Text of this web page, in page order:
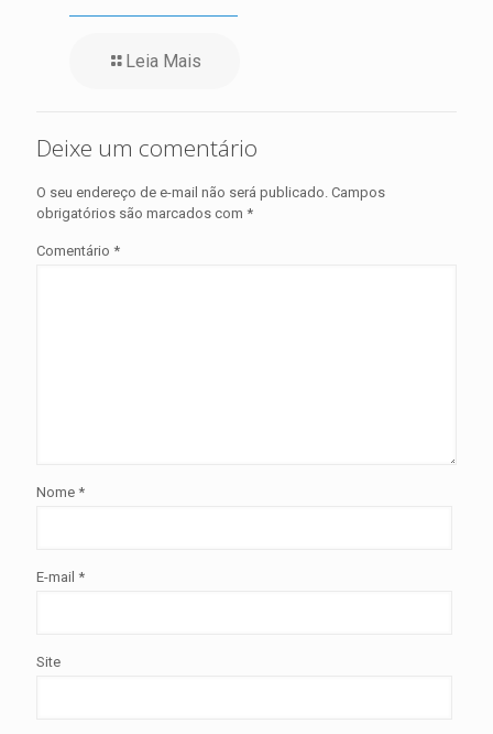
Leia Mais
Deixe um comentário
O seu endereço de e-mail não será publicado. Campos
obrigatórios são marcados com *
Comentário *
Nome *
E-mail *
Site